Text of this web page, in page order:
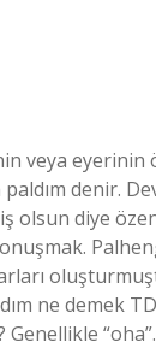
veya eyerinin
denir.
olsun diye
ne demek
Genellikle